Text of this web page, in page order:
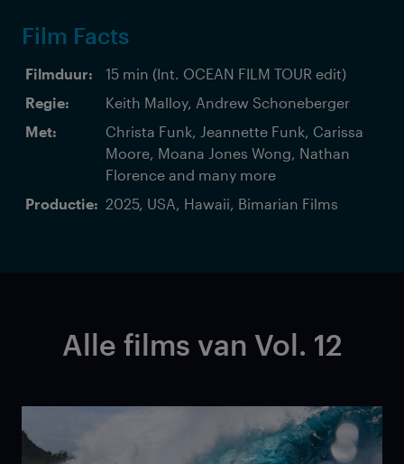
Film Facts
Filmduur:
15 min (Int. OCEAN FILM TOUR edit)
Regie:
Keith Malloy, Andrew Schoneberger
Met:
Christa Funk, Jeannette Funk, Carissa
Moore, Moana Jones Wong, Nathan
Florence and many more
Productie: 2025, USA, Hawaii, Bimarian Films
Alle films van Vol. 12